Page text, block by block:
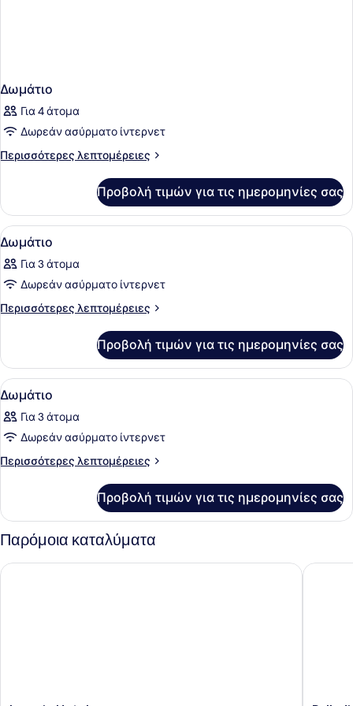
Δωμάτιο
Για 4 άτομα
Δωρεάν ασύρματο ίντερνετ
Περισσότερες λεπτομέρειες
Περισσότερες
Προβολή τιμών για τις ημερομηνίες σας
Προβολή
όλων
των
φωτογραφιών
για
Ένα δωμάτιο ξενοδοχείου με
11
Δωμάτιο
Για 3 άτομα
Δωρεάν ασύρματο ίντερνετ
Περισσότερες λεπτομέρειες
Περισσότερες
Προβολή τιμών για τις ημερομηνίες σας
Προβολή
όλων
των
φωτογραφιών
για
Ένα δωμάτιο ξενοδοχείου με
11
Δωμάτιο
Για 3 άτομα
Δωρεάν ασύρματο ίντερνετ
Περισσότερες λεπτομέρειες
Περισσότερες
Προβολή τιμών για τις ημερομηνίες σας
Παρόμοια καταλύματα
Lagaria Hotel